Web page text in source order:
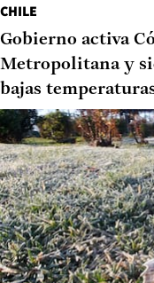
CHILE
Gobierno activa
Metropolitana y
bajas